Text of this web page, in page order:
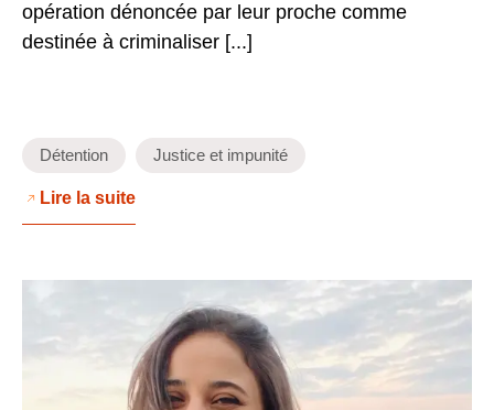
opération dénoncée par leur proche comme
destinée à criminaliser [...]
Détention Justice et impunité
Lire la suite